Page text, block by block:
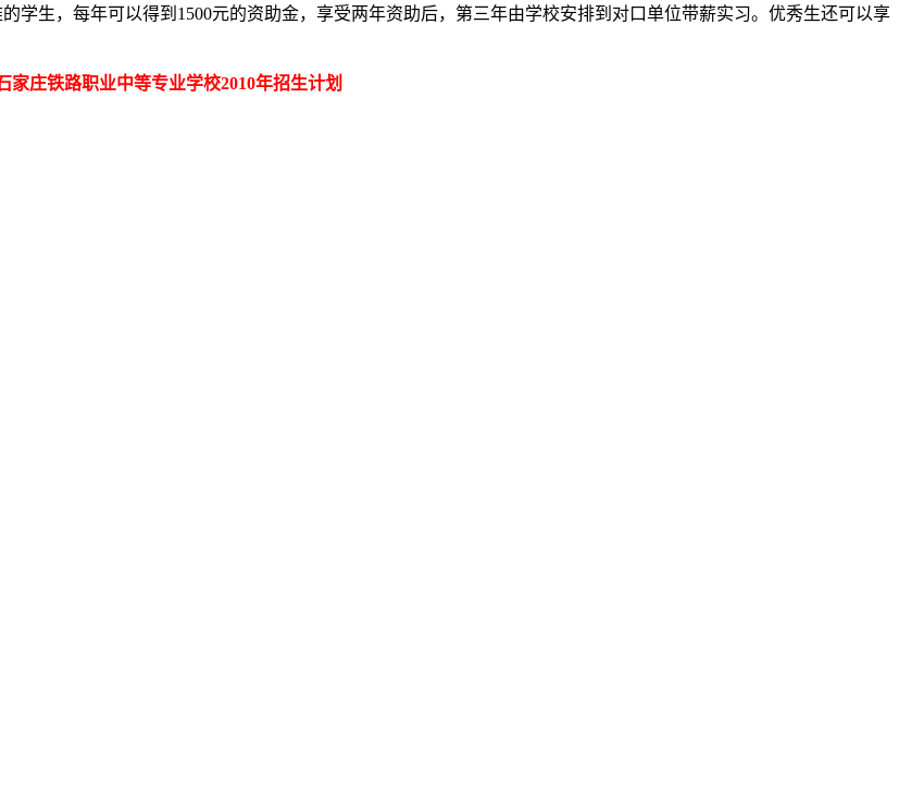
学生，每年可以得到1500元的资助金，享受两年资助后，第三年由学校安排到对口单位带薪实习。优秀生还可以享
家庄铁路职业中等专业学校2010年招生计划